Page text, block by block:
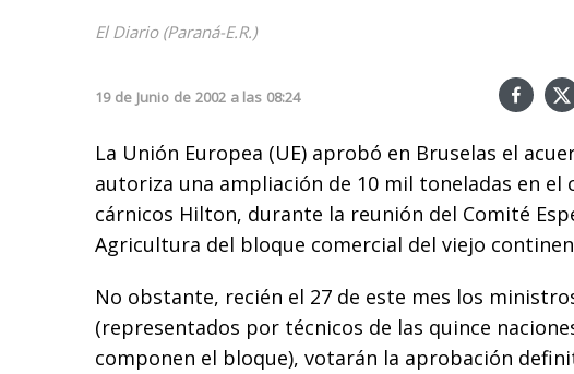
El Diario (Paraná-E.R.)
19 de Junio de 2002 a las 08:24
La Unión Europea (UE) aprobó en Bruselas el
autoriza una ampliación de 10 mil toneladas en el
cárnicos Hilton, durante la reunión del Comité
Agricultura del bloque comercial del viejo
No obstante, recién el 27 de este mes los
(representados por técnicos de las quince
componen el bloque), votarán la aprobación